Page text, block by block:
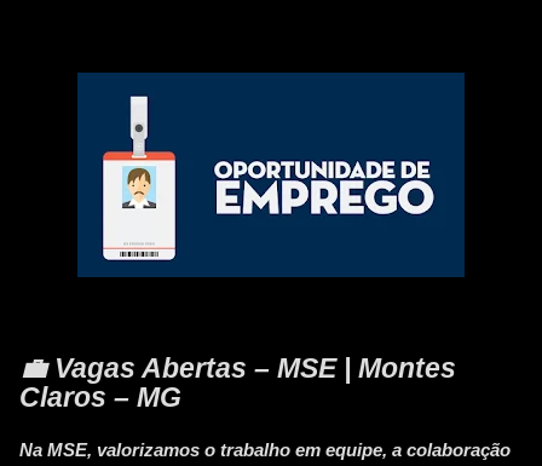
💼 Vagas Abertas – MSE | Montes
Claros – MG
Na MSE, valorizamos o trabalho em equipe, a colaboração